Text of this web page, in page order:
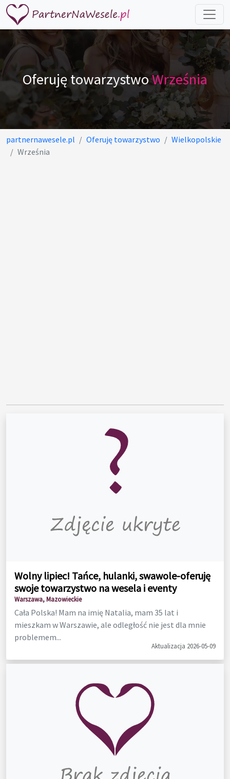
Oferuję towarzystwoWrześnia
partnernawesele.pl Oferuję towarzystwo
Wielkopolskie
Września
Wolny lipiec! Tańce, hulanki, swawole-oferuję
swoje towarzystwo na wesela i eventy
Warszawa, Mazowieckie
Cała Polska! Mam na imię Natalia, mam 35 lat i
mieszkam w Warszawie, ale odległość nie jest dla mnie
problemem...
Aktualizacja 2026-05-09